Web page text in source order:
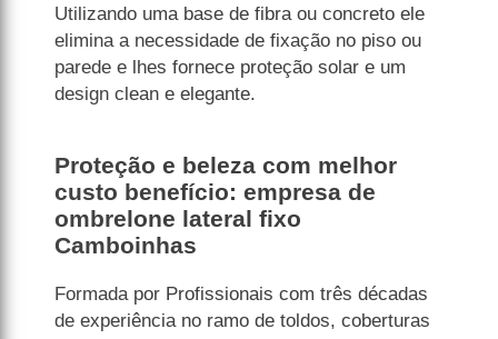
Utilizando uma base de fibra ou concreto ele
elimina a necessidade de fixação no piso ou
parede e lhes fornece proteção solar e um
design clean e elegante.
Proteção e beleza com melhor
custo benefício: empresa de
ombrelone lateral fixo
Camboinhas
Formada por Profissionais com três décadas
de experiência no ramo de toldos, coberturas